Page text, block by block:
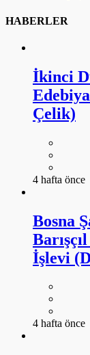
HABERLER
İkinci
Çelik)
4 hafta önce
Bosna
İşlevi
4 hafta önce